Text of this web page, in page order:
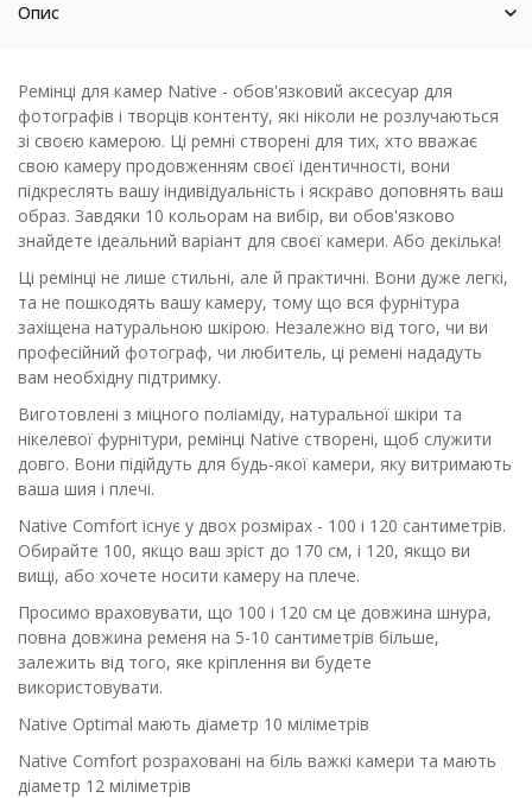
Опис
Ремінці для камер Native - обов'язковий аксесуар для
фотографів і творців контенту, які ніколи не розлучаються
зі своєю камерою. Ці ремні створені для тих, хто вважає
свою камеру продовженням своєї ідентичності, вони
підкреслять вашу індивідуальність і яскраво доповнять ваш
образ. Завдяки 10 кольорам на вибір, ви обов'язково
знайдете ідеальний варіант для своєї камери. Або декілька!
Ці ремінці не лише стильні, але й практичні. Вони дуже легкі,
та не пошкодять вашу камеру, тому що вся фурнітура
захіщена натуральною шкірою. Незалежно від того, чи ви
професійний фотограф, чи любитель, ці ремені нададуть
вам необхідну підтримку.
Виготовлені з міцного поліаміду, натуральної шкіри та
нікелевої фурнітури, ремінці Native створені, щоб служити
довго. Вони підійдуть для будь-якої камери, яку витримають
ваша шия і плечі.
Native Comfort існує у двох розмірах - 100 і 120 сантиметрів.
Обирайте 100, якщо ваш зріст до 170 см, і 120, якщо ви
вищі, або хочете носити камеру на плече.
Просимо враховувати, що 100 і 120 см це довжина шнура,
повна довжина ременя на 5-10 сантиметрів більше,
залежить від того, яке кріплення ви будете
використовувати.
Native Optimal мають діаметр 10 міліметрів
Native Comfort розраховані на біль важкі камери та мають
діаметр 12 міліметрів